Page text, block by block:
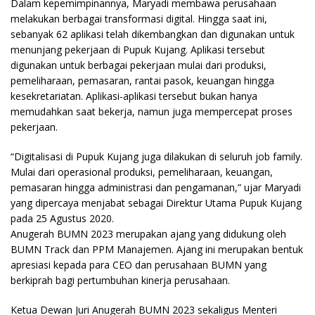
Dalam kepemimpinannya, Maryadi membawa perusahaan
melakukan berbagai transformasi digital. Hingga saat ini,
sebanyak 62 aplikasi telah dikembangkan dan digunakan untuk
menunjang pekerjaan di Pupuk Kujang. Aplikasi tersebut
digunakan untuk berbagai pekerjaan mulai dari produksi,
pemeliharaan, pemasaran, rantai pasok, keuangan hingga
kesekretariatan. Aplikasi-aplikasi tersebut bukan hanya
memudahkan saat bekerja, namun juga mempercepat proses
pekerjaan.
“Digitalisasi di Pupuk Kujang juga dilakukan di seluruh job family.
Mulai dari operasional produksi, pemeliharaan, keuangan,
pemasaran hingga administrasi dan pengamanan,” ujar Maryadi
yang dipercaya menjabat sebagai Direktur Utama Pupuk Kujang
pada 25 Agustus 2020.
Anugerah BUMN 2023 merupakan ajang yang didukung oleh
BUMN Track dan PPM Manajemen. Ajang ini merupakan bentuk
apresiasi kepada para CEO dan perusahaan BUMN yang
berkiprah bagi pertumbuhan kinerja perusahaan.
Ketua Dewan Juri Anugerah BUMN 2023 sekaligus Menteri